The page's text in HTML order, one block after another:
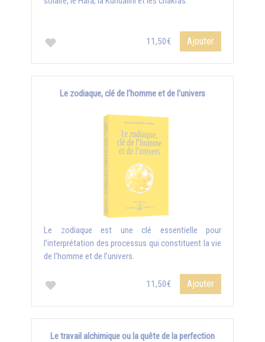
11,50€ Ajouter
Le zodiaque, clé de l'homme et de l'univers
Le zodiaque est une clé essentielle pour
l’interprétation des processus qui constituent la vie
de l’homme et de l’univers.
11,50€ Ajouter
Le travail alchimique ou la quête de la perfection